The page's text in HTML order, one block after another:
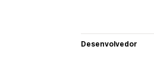
Desenvolvedor